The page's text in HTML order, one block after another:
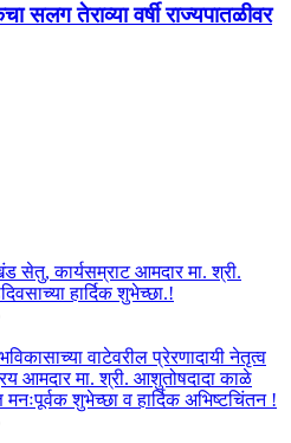
सलग तेराव्या वर्षी राज्यपातळीवर
सेतु, कार्यसम्राट आमदार मा. श्री.
हार्दिक शुभेच्छा.!
वाटेवरील प्रेरणादायी नेतृत्व
आमदार मा. श्री. आशुतोषदादा काळे
मनःपूर्वक शुभेच्छा व हार्दिक अभिष्टचिंतन !